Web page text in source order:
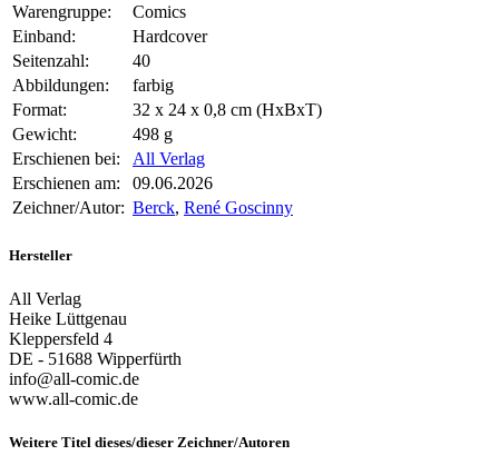
Warengruppe:
Comics
Einband:
Hardcover
Seitenzahl:
40
Abbildungen:
farbig
Format:
32 x 24 x 0,8 cm (HxBxT)
Gewicht:
498 g
Erschienen bei:
All Verlag
Erschienen am:
09.06.2026
Zeichner/Autor: Berck, René Goscinny
Hersteller
All Verlag
Heike Lüttgenau
Kleppersfeld 4
DE - 51688 Wipperfürth
info@all-comic.de
www.all-comic.de
Weitere Titel dieses/dieser Zeichner/Autoren